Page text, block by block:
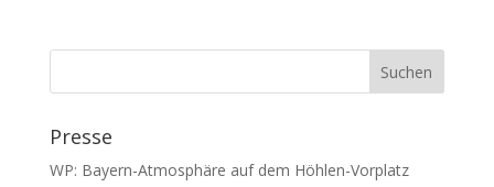
Presse
WP: Bayern-Atmosphäre auf dem Höhlen-Vorplatz